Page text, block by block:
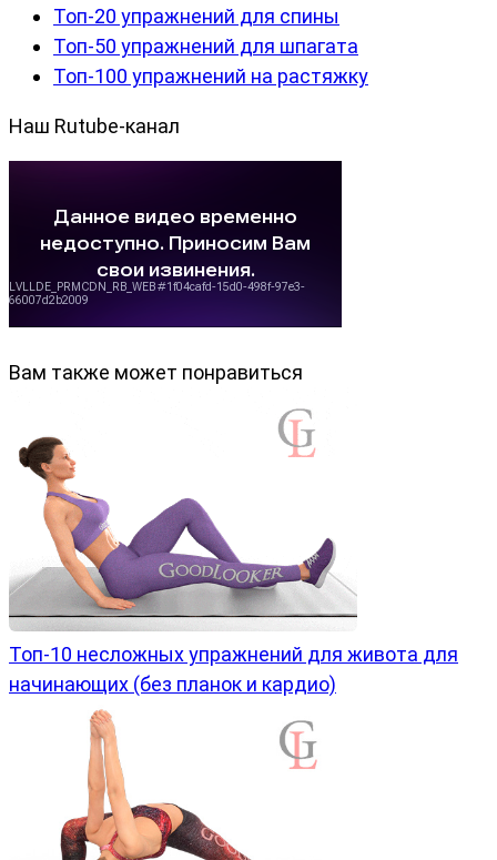
Топ-20 упражнений для спины
Топ-50 упражнений для шпагата
Топ-100 упражнений на растяжку
Наш Rutube-канал
Вам также может понравиться
Топ-10 несложных упражнений для живота для
начинающих (без планок и кардио)